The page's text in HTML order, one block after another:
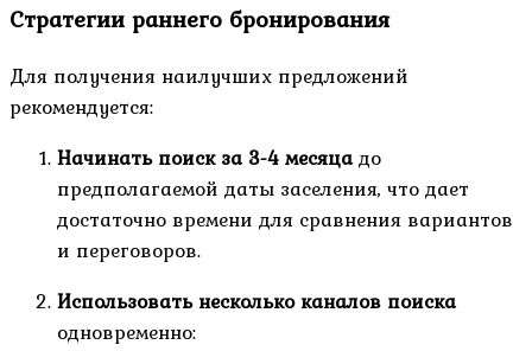
Стратегии раннего бронирования
Для получения наилучших предложений
рекомендуется:
Начинать поиск за 3-4 месяцадо
предполагаемой даты заселения, что дает
достаточно времени для сравнения вариантов
и переговоров.
Использовать несколько каналов поиска
одновременно: